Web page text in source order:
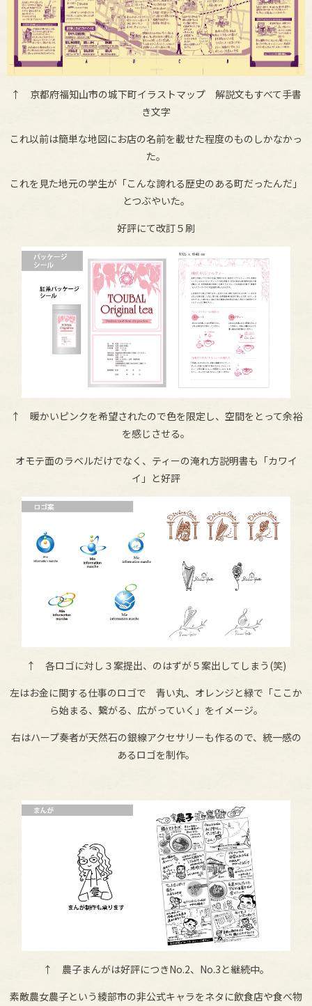
↑ 京都府福知山市の城下町イラストマップ 解説文もすべて手書
き文字
これ以前は簡単な地図にお店の名前を載せた程度のものしかなかっ
た。
これを見た地元の学生が「こんな誇れる歴史のある町だったんだ」
とつぶやいた。
好評にて改訂５刷
↑ 暖かいピンクを希望されたので色を限定し、空間をとって余裕
を感じさせる。
オモテ面のラベルだけでなく、ティーの淹れ方説明書も「カワイ
イ」と好評
↑ 各ロゴに対し３案提出、のはずが５案出してしまう(笑)
左はお金に関する仕事のロゴで 青い丸、オレンジと緑で「ここか
ら始まる、繋がる、広がっていく」をイメージ。
右はハープ奏者が天然石の銀線アクセサリーも作るので、統一感の
あるロゴを制作。
↑ 農子まんがは好評につきNo.2、No.3と継続中。
素敵農女農子という綾部市の非公式キャラをネタに飲食店や食べ物